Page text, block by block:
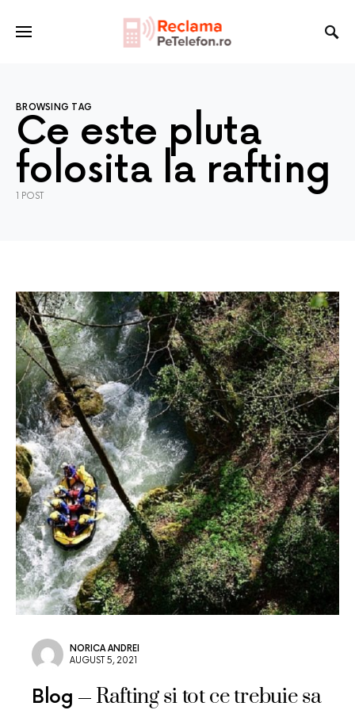
BROWSING TAG
Ce este pluta
folosita la rafting
1 POST
NORICA ANDREI
AUGUST 5, 2021
Blog Rafting si tot ce trebuie sa